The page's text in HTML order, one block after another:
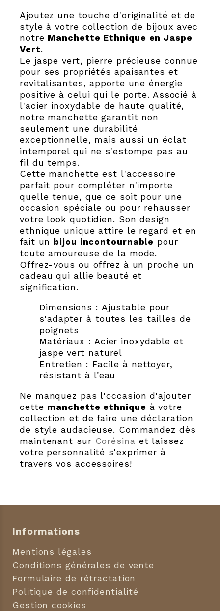
Ajoutez une touche d'originalité et de
style à votre collection de bijoux avec
notre Manchette Ethnique en Jaspe
Vert.
Le jaspe vert, pierre précieuse connue
pour ses propriétés apaisantes et
revitalisantes, apporte une énergie
positive à celui qui le porte. Associé à
l'acier inoxydable de haute qualité,
notre manchette garantit non
seulement une durabilité
exceptionnelle, mais aussi un éclat
intemporel qui ne s'estompe pas au
fil du temps.
Cette manchette est l'accessoire
parfait pour compléter n'importe
quelle tenue, que ce soit pour une
occasion spéciale ou pour rehausser
votre look quotidien. Son design
ethnique unique attire le regard et en
fait un bijou incontournable pour
toute amoureuse de la mode.
Offrez-vous ou offrez à un proche un
cadeau qui allie beauté et
signification.
Dimensions : Ajustable pour
s'adapter à toutes les tailles de
poignets
Matériaux : Acier inoxydable et
jaspe vert naturel
Entretien : Facile à nettoyer,
résistant à l’eau
Ne manquez pas l'occasion d'ajouter
cette manchette ethnique à votre
collection et de faire une déclaration
de style audacieuse. Commandez dès
maintenant sur Corésina et laissez
votre personnalité s'exprimer à
travers vos accessoires!
Informations
Mentions légales
Conditions générales de vente
Formulaire de rétractation
Politique de confidentialité
Gestion cookies